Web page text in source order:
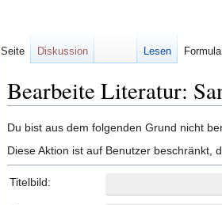
Bearbeite Literatur:
Zur
Navigation
springen
Zur
Suche
springen
Du bist aus dem folgenden Grund nicht
Diese Aktion ist auf Benutzer beschränkt,
Titelbild:
Seite Diskussion Lesen